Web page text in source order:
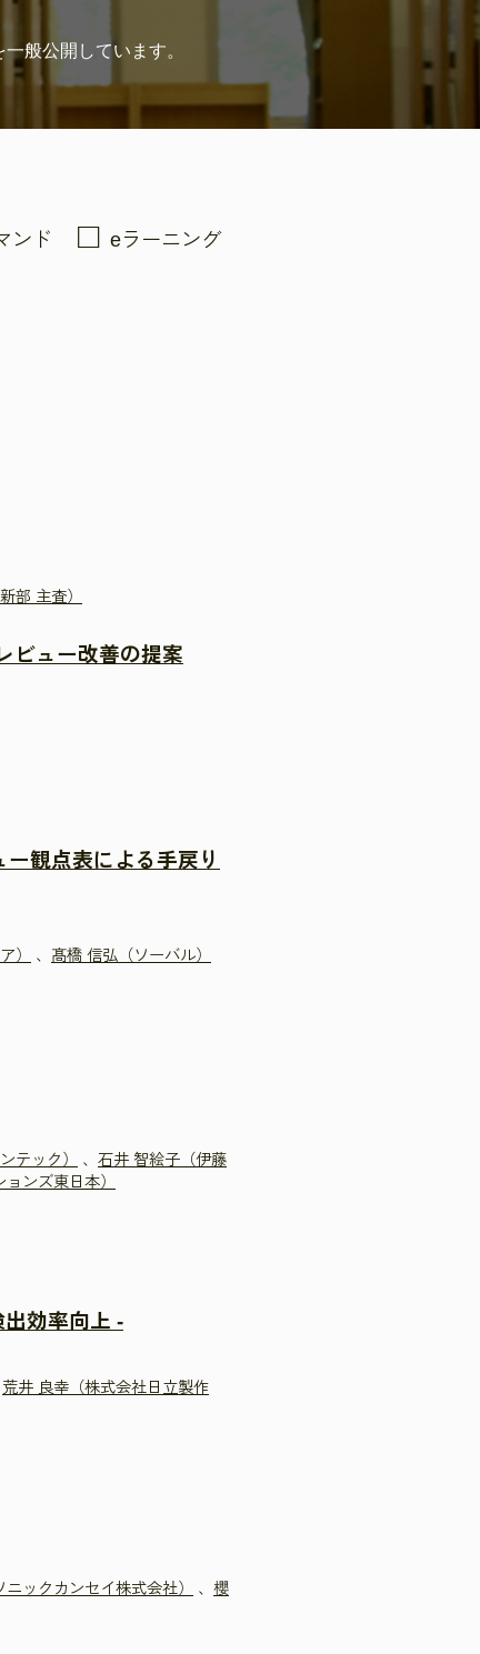
一般公開しています。
ンド eラーニング
部 主査）
ビュー改善の提案
観点表による手戻り
） 、 髙橋 信弘（ソーバル）
テック） 、 石井 智絵子（伊藤
ンズ東日本）
効率向上 -
荒井 良幸（株式会社日立製作
ックカンセイ株式会社） 、 櫻